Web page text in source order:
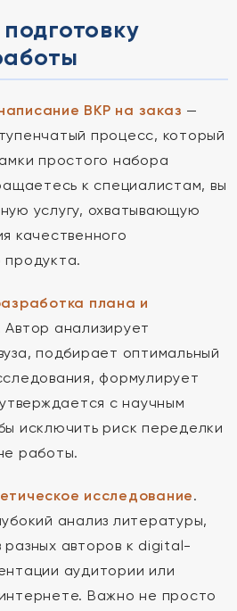
ВКР на заказ —
процесс, который
простого набора
к специалистам, вы
услугу, охватывающую
качественного
продукта.
плана и
Автор анализирует
подбирает оптимальный
формулирует
с научным
исключить риск переделки
работы.
исследование.
анализ литературы,
авторов к digital-
аудитории или
Важно не просто